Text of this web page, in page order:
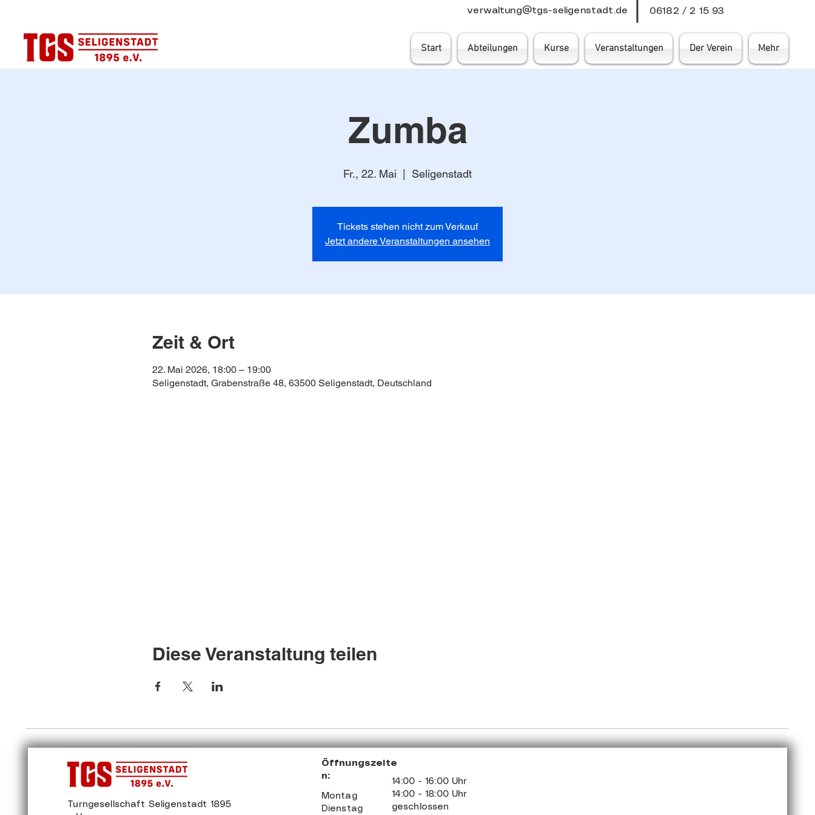
verwaltung@tgs-seligenstadt.de 06182 / 2 15 93
Start Abteilungen Kurse Veranstaltungen Der Verein Mehr
Zumba
Fr., 22. Mai Seligenstadt
Tickets stehen nicht zum Verkauf
Jetzt andere Veranstaltungen ansehen
Zeit & Ort
22. Mai 2026, 18:00 – 19:00
Seligenstadt, Grabenstraße 48, 63500 Seligenstadt, Deutschland
Diese Veranstaltung teilen
Turngesellschaft Seligenstadt 1895
Öffnungszeite
n:
Montag
Dienstag
14:00 - 16:00 Uhr
14:00 - 18:00 Uhr
geschlossen